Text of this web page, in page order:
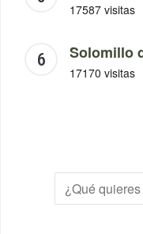
17587 visitas
Solomillo
17170 visitas